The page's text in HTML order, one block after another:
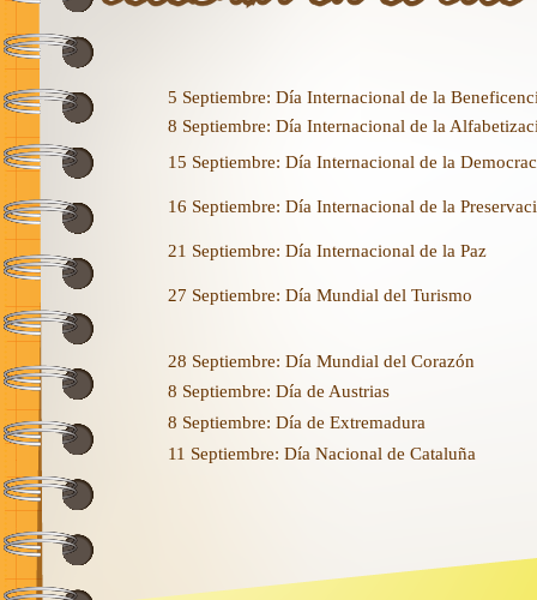
5 Septiembre: Día Internacional de la
8 Septiembre: Día Internacional de la
15 Septiembre: Día Internacional de la
16 Septiembre: Día Internacional de la
21 Septiembre: Día Internacional de la Paz
27 Septiembre: Día Mundial del Turismo
28 Septiembre: Día Mundial del Corazón
8 Septiembre: Día de Austrias
8 Septiembre: Día de Extremadura
11 Septiembre: Día Nacional de Cataluña